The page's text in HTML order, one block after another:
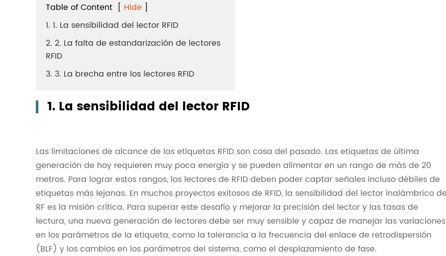
Table of Content [ Hide ]
1. 1. La sensibilidad del lector RFID
2. 2. La falta de estandarización de lectores
RFID
3. 3. La brecha entre los lectores RFID
1. La sensibilidad del lector RFID
Las limitaciones de alcance de las etiquetas RFID son cosa del pasado. Las etiquetas de última
generación de hoy requieren muy poca energía y se pueden alimentar en un rango de más de 20
metros. Para lograr estos rangos, los lectores de RFID deben poder captar señales incluso débiles de
etiquetas más lejanas. En muchos proyectos exitosos de RFID, la sensibilidad del lector inalámbrico
RF es la misión crítica. Para superar este desafío y mejorar la precisión del lector y las tasas de
lectura, una nueva generación de lectores debe ser muy sensible y capaz de manejar las variaciones
en los parámetros de la etiqueta, como la tolerancia a la frecuencia del enlace de retrodispersión
(BLF) y los cambios en los parámetros del sistema, como el desplazamiento de fase.